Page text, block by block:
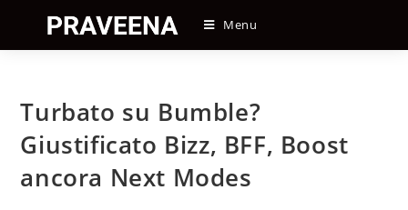
content
Menu
Turbato su Bumble?
Giustificato Bizz, BFF, Boost
ancora Next Modes